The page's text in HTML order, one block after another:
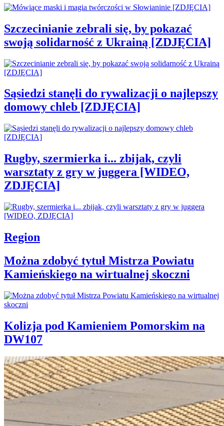
Szczecinianie zebrali się, by pokazać
swoją solidarność z Ukrainą [ZDJĘCIA]
Sąsiedzi stanęli do rywalizacji o najlepszy
domowy chleb [ZDJĘCIA]
Rugby, szermierka i... zbijak, czyli
warsztaty z gry w juggera [WIDEO,
ZDJĘCIA]
Region
Można zdobyć tytuł Mistrza Powiatu
Kamieńskiego na wirtualnej skoczni
Kolizja pod Kamieniem Pomorskim na
DW107